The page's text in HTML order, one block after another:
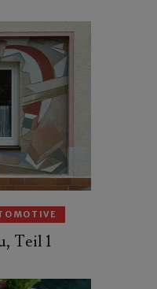
Teil 1